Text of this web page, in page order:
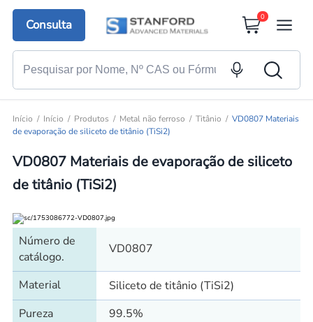
Consulta
0
Início Início Produtos Metal não ferroso Titânio
VD0807 Materiais
de evaporação de siliceto de titânio (TiSi2)
VD0807 Materiais de evaporação de siliceto
de titânio (TiSi2)
Número de
catálogo.
VD0807
Material
Siliceto de titânio (TiSi2)
Pureza
99.5%